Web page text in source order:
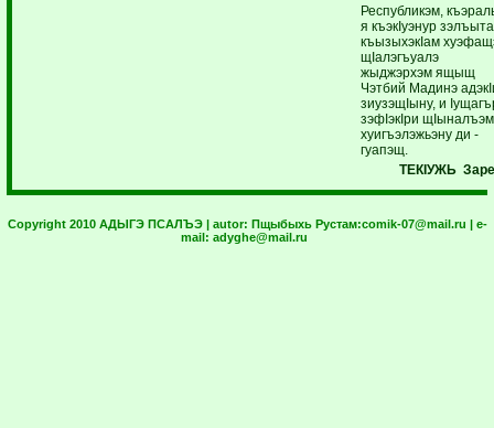
Республикэм,
я къэ­кIуэнур
къызыхэкIам
щIалэгъуалэ
жыджэрхэм ящыщ
Чэтбий Мадинэ
зиузэ­щIыну, и
зэфIэкIри
хуигъэ­лэжьэну ди ­
гуапэщ.
ТЕКIУЖЬ
Copyright 2010 АДЫГЭ ПСАЛЪЭ | autor: Пщыбыхь Рустам:comik-07@mail.ru | e-
mail: adyghe@mail.ru